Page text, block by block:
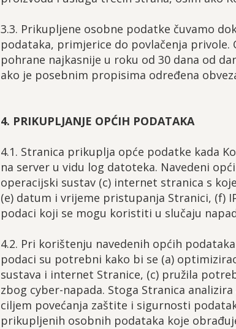
3.3. Prikupljene osobne podatke čuvamo
podataka, primjerice do povlačenja
pohrane najkasnije u roku od 30 dana od
ako je posebnim propisima određena
4. PRIKUPLJANJE OPĆIH PODATAKA
4.1. Stranica prikuplja opće podatke kada
na server u vidu log datoteka. Navedeni
operacijski sustav (c) internet stranica s
(e) datum i vrijeme pristupanja Stranici, (f)
podaci koji se mogu koristiti u slučaju
4.2. Pri korištenju navedenih općih
podaci su potrebni kako bi se (a)
sustava i internet Stranice, (c) pružila
zbog cyber-napada. Stoga Stranica
ciljem povećanja zaštite i sigurnosti
prikupljenih osobnih podataka koje